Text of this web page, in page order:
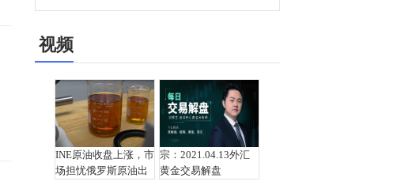
视频
INE原油收盘上涨，市
场担忧俄罗斯原油出
宗：2021.04.13外汇
黄金交易解盘